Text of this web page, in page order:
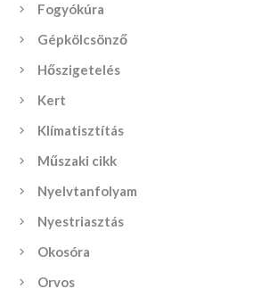
Fogyókúra
Gépkölcsönző
Hőszigetelés
Kert
Klímatisztítás
Műszaki cikk
Nyelvtanfolyam
Nyestriasztás
Okosóra
Orvos